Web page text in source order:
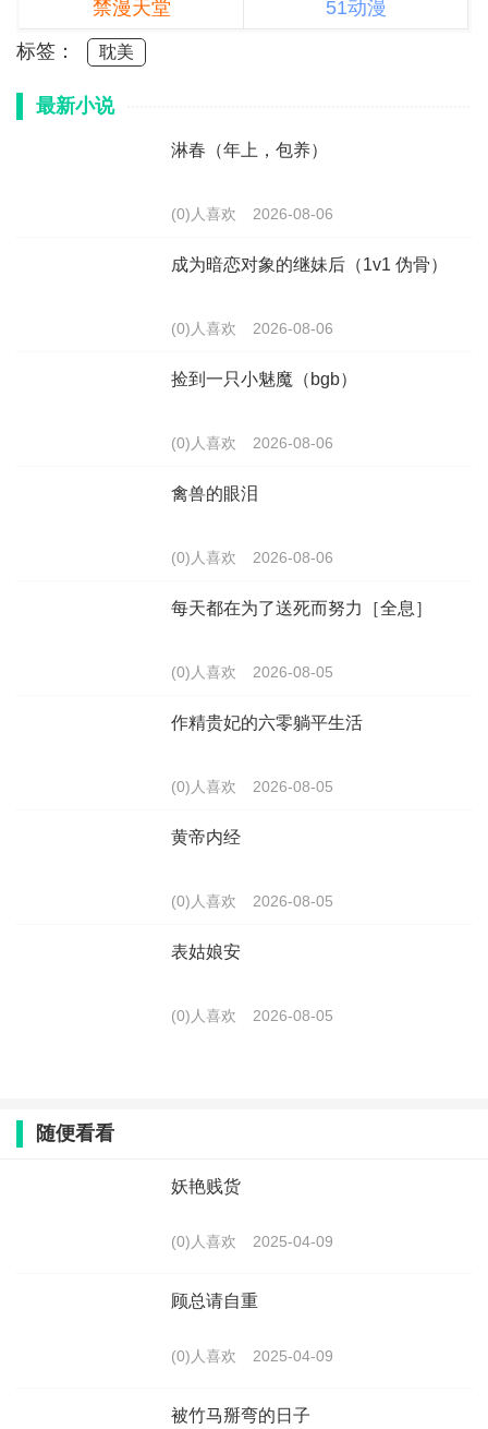
禁漫天堂
51动漫
标签：
耽美
最新小说
淋春（年上，包养）
(0)人喜欢 2026-08-06
成为暗恋对象的继妹后（1v1 伪骨）
(0)人喜欢 2026-08-06
捡到一只小魅魔（bgb）
(0)人喜欢 2026-08-06
禽兽的眼泪
(0)人喜欢 2026-08-06
每天都在为了送死而努力［全息］
(0)人喜欢 2026-08-05
作精贵妃的六零躺平生活
(0)人喜欢 2026-08-05
黄帝内经
(0)人喜欢 2026-08-05
表姑娘安
(0)人喜欢 2026-08-05
随便看看
妖艳贱货
(0)人喜欢 2025-04-09
顾总请自重
(0)人喜欢 2025-04-09
被竹马掰弯的日子